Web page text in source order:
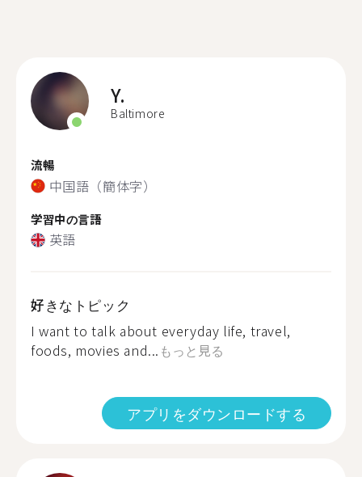
Y.
Baltimore
流暢
中国語（簡体字）
学習中の言語
英語
好きなトピック
I want to talk about everyday life, travel,
foods, movies and... もっと見る
アプリをダウンロードする